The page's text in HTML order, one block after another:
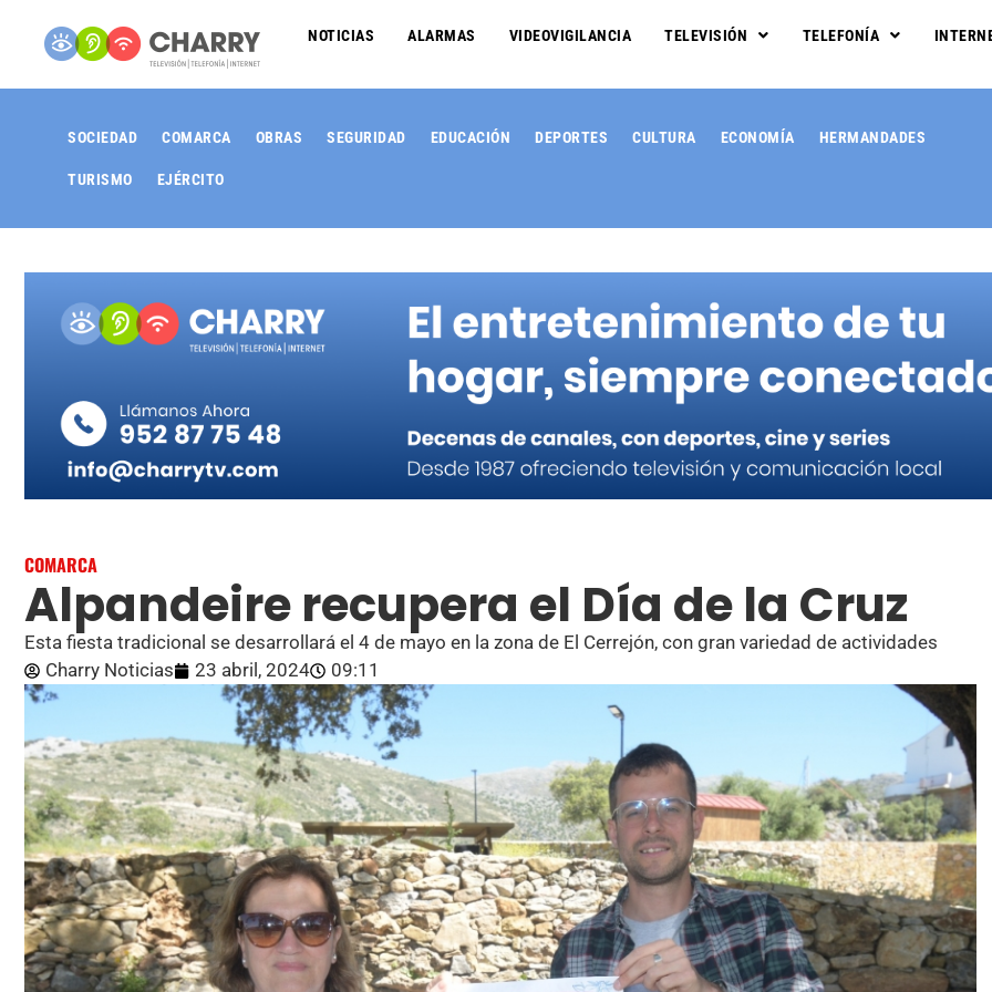
NOTICIAS ALARMAS VIDEOVIGILANCIA TELEVISIÓN TELEFONÍA
SOCIEDAD COMARCA OBRAS SEGURIDAD EDUCACIÓN DEPORTES CULTURA ECONOMÍA HERMANDADES
TURISMO EJÉRCITO
COMARCA
Alpandeire recupera el Día de la Cruz
Esta fiesta tradicional se desarrollará el 4 de mayo en la zona de El Cerrejón, con gran variedad de actividades
Charry Noticias
23 abril, 2024 09:11